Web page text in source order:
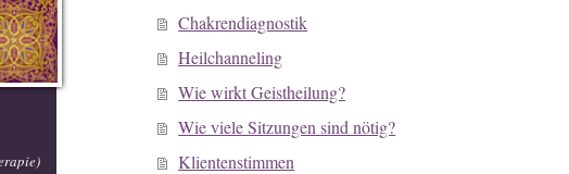
Chakrendiagnostik
Heilchanneling
Wie wirkt Geistheilung?
Wie viele Sitzungen sind nötig?
Klientenstimmen